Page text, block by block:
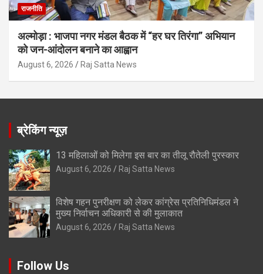
राजनीति
अल्मोड़ा : भाजपा नगर मंडल बैठक में “हर घर तिरंगा” अभियान
को जन-आंदोलन बनाने का आह्वान
August 6, 2026 Raj Satta News
ब्रेकिंग न्यूज़
13 महिलाओं को मिलेगा इस बार का तीलू रौतेली पुरस्कार
August 6, 2026 Raj Satta News
विशेष गहन पुनरीक्षण को लेकर कांग्रेस प्रतिनिधिमंडल ने
मुख्य निर्वाचन अधिकारी से की मुलाकात
August 6, 2026 Raj Satta News
Follow Us